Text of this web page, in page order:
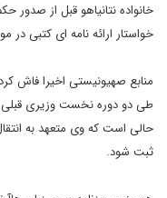
خانواده نتانیاهو قبل از صدور
خواستار ارائه نامه ای کتبی در
منابع صهیونیستی اخیرا فاش
طی دو دوره نخست وزیری قبلی
حالی است که وی متعهد به
ثبت شود.